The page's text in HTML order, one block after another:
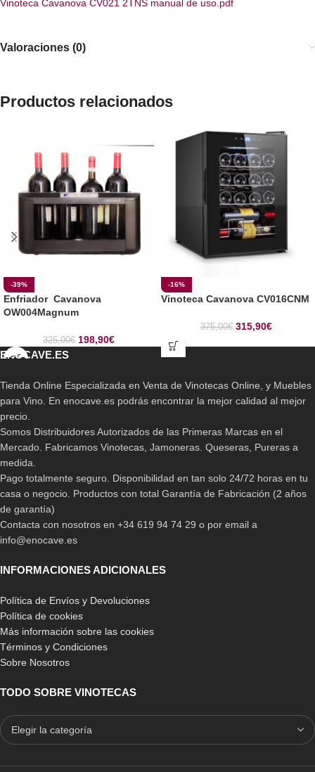
Vinoteca Cavanova CV021 2TNS manual de uso.pdf
Valoraciones (0)
Productos relacionados
-39%
Enfriador Cavanova
OW004Magnum
325,00€ 198,90€
-16%
Vinoteca Cavanova CV016CNM
375,00€ 315,90€
ENOCAVE.ES
Tienda Online Especializada en Venta de Vinotecas Online, y Muebles
para Vino. En enocave.es podrás encontrar la mejor calidad al mejor
precio.
Somos Distribuidores Autorizados de las Primeras Marcas en el
Mercado. Fabricamos Vinotecas, Jamoneras. Queseras, Pureras a
medida.
Pago totalmente seguro. Disponibilidad en tan solo 24/72 horas en tu
casa o negocio. Productos con total Garantía de Fabricación (2 años
de garantía)
Contacta con nosotros en +34 619 94 74 29 o por email a
info@enocave.es
INFORMACIONES ADICIONALES
Política de Envíos y Devoluciones
Política de cookies
Más información sobre las cookies
Términos y Condiciones
Sobre Nosotros
TODO SOBRE VINOTECAS